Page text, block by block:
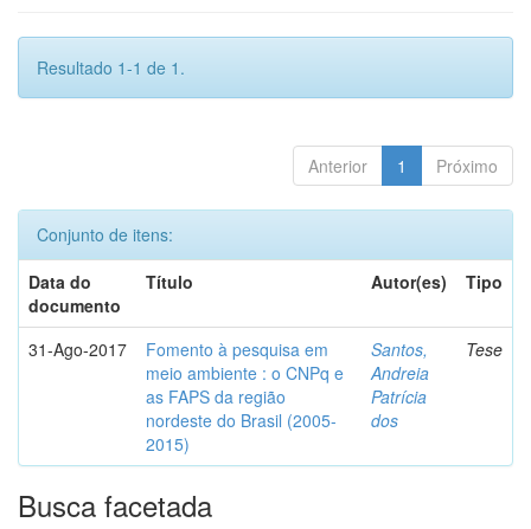
Resultado 1-1 de 1.
Anterior 1 Próximo
Conjunto de itens:
Data do
documento
Título Autor(es) Tipo
31-Ago-2017
Fomento à pesquisa em
meio ambiente : o CNPq e
as FAPS da região
nordeste do Brasil (2005-
2015)
Santos,
Andreia
Patrícia
dos
Tese
Busca facetada